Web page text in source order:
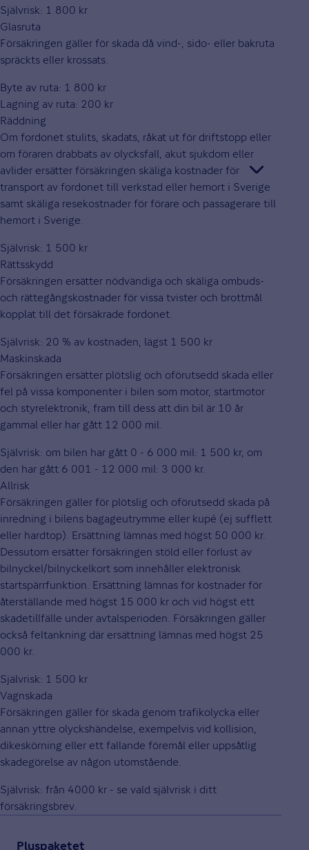
Självrisk: 1 800 kr
Glasruta
Försäkringen gäller för skada då vind-, sido- eller bakruta
spräckts eller krossats.
Byte av ruta: 1 800 kr
Lagning av ruta: 200 kr
Räddning
Om fordonet stulits, skadats, råkat ut för driftstopp eller
om föraren drabbats av olycksfall, akut sjukdom eller
avlider ersätter försäkringen skäliga kostnader för
transport av fordonet till verkstad eller hemort i Sverige
samt skäliga resekostnader för förare och passagerare till
hemort i Sverige.
Självrisk: 1 500 kr
Rättsskydd
Försäkringen ersätter nödvändiga och skäliga ombuds-
och rättegångskostnader för vissa tvister och brottmål
kopplat till det försäkrade fordonet.
Självrisk: 20 % av kostnaden, lägst 1 500 kr
Maskinskada
Försäkringen ersätter plötslig och oförutsedd skada eller
fel på vissa komponenter i bilen som motor, startmotor
och styrelektronik, fram till dess att din bil är 10 år
gammal eller har gått 12 000 mil.
Självrisk: om bilen har gått 0 - 6 000 mil: 1 500 kr, om
den har gått 6 001 - 12 000 mil: 3 000 kr.
Allrisk
Försäkringen gäller för plötslig och oförutsedd skada på
inredning i bilens bagageutrymme eller kupé (ej sufflett
eller hardtop). Ersättning lämnas med högst 50 000 kr.
Dessutom ersätter försäkringen stöld eller förlust av
bilnyckel/bilnyckelkort som innehåller elektronisk
startspärrfunktion. Ersättning lämnas för kostnader för
återställande med högst 15 000 kr och vid högst ett
skadetillfälle under avtalsperioden. Försäkringen gäller
också feltankning där ersättning lämnas med högst 25
000 kr.
Självrisk: 1 500 kr
Vagnskada
Försäkringen gäller för skada genom trafikolycka eller
annan yttre olyckshändelse, exempelvis vid kollision,
dikeskörning eller ett fallande föremål eller uppsåtlig
skadegörelse av någon utomstående.
Självrisk: från 4000 kr - se vald självrisk i ditt
försäkringsbrev.
Pluspaketet